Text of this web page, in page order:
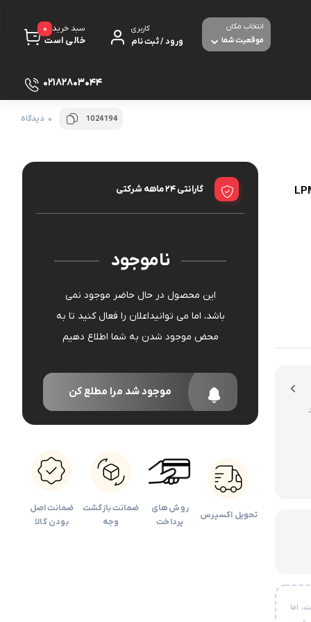
موقعیت شما
انتخاب مکان کاربری
ورود / ثبت نام
سبد خرید
خالی است
0
دوربین های امنیتی و نظارتی
02182803044
1024194 0 دیدگاه
اما
گارانتی 24 ماهه شرکتی
ناموجود
این محصول در حال حاضر موجود نمی
باشد، اما می توانیداعلان را فعال کنید تا به
محض موجود شدن به شما اطلاع دهیم
موجود شد مرا مطلع کن
تحویل اکسپرس
روش های
پرداخت
ضمانت بازگشت
وجه
ضمانت اصل
بودن کالا